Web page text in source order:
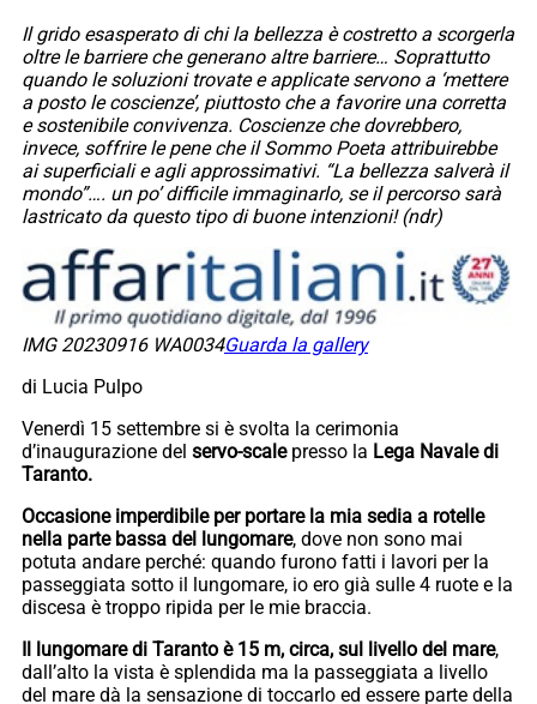
Il grido esasperato di chi la bellezza è costretto a scorgerla
oltre le barriere che generano altre barriere… Soprattutto
quando le soluzioni trovate e applicate servono a ‘mettere
a posto le coscienze’, piuttosto che a favorire una corretta
e sostenibile convivenza. Coscienze che dovrebbero,
invece, soffrire le pene che il Sommo Poeta attribuirebbe
ai superficiali e agli approssimativi. “La bellezza salverà il
mondo”…. un po’ difficile immaginarlo, se il percorso sarà
lastricato da questo tipo di buone intenzioni! (ndr)
IMG 20230916 WA0034Guarda la gallery
di Lucia Pulpo
Venerdì 15 settembre si è svolta la cerimonia
d’inaugurazione del servo-scalepresso la Lega Navale di
Taranto.
Occasione imperdibile per portare la mia sedia a rotelle
nella parte bassa del lungomare, dove non sono mai
potuta andare perché: quando furono fatti i lavori per la
passeggiata sotto il lungomare, io ero già sulle 4 ruote e la
discesa è troppo ripida per le mie braccia.
Il lungomare di Taranto è 15 m, circa, sul livello del mare,
dall’alto la vista è splendida ma la passeggiata a livello
del mare dà la sensazione di toccarlo ed essere parte della